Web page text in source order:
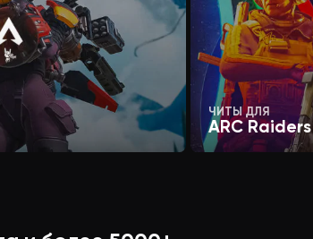
ЧИТЫ ДЛЯ
ARC Raiders